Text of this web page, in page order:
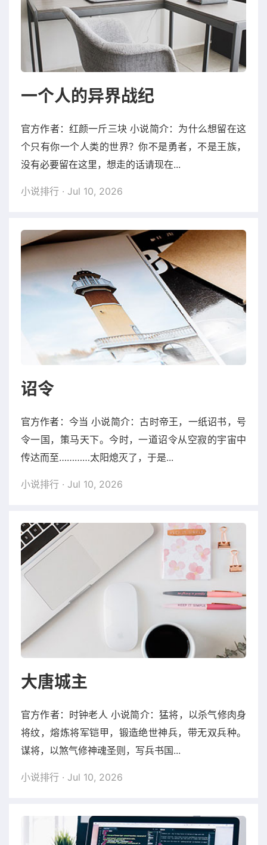
一个人的异界战纪
官方作者：红颜一斤三块 小说简介：为什么想留在这
个只有你一个人类的世界？你不是勇者，不是王族，
没有必要留在这里，想走的话请现在...
小说排行 · Jul 10, 2026
诏令
官方作者：今当 小说简介：古时帝王，一纸诏书，号
令一国，策马天下。今时，一道诏令从空寂的宇宙中
传达而至…………太阳熄灭了，于是...
小说排行 · Jul 10, 2026
大唐城主
官方作者：时钟老人 小说简介：猛将，以杀气修肉身
将纹，熔炼将军铠甲，锻造绝世神兵，带无双兵种。
谋将，以煞气修神魂圣则，写兵书国...
小说排行 · Jul 10, 2026